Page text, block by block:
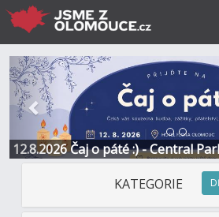
12.8.2026 Čaj o páté :) - Central
Předchozí
KATEGORIE